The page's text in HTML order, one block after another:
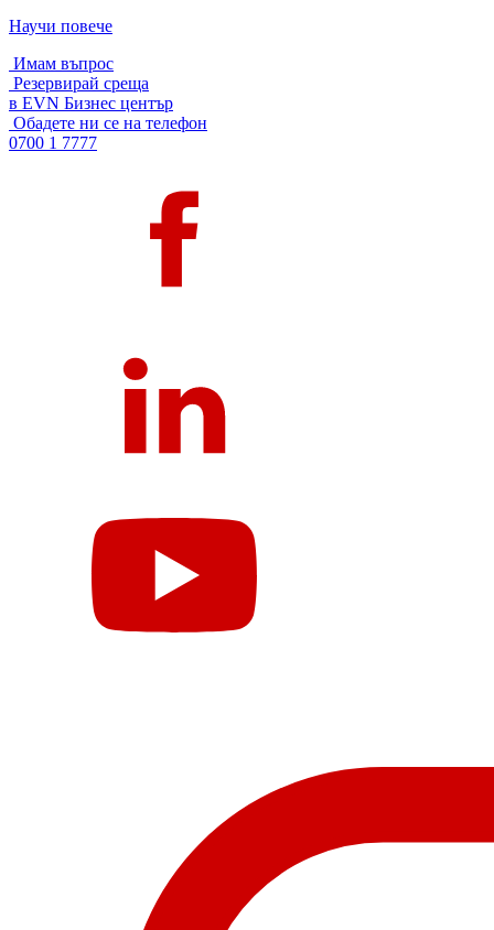
Научи повече
Имам въпрос
Резервирай среща
в EVN Бизнес център
Обадете ни се на телефон
0700 1 7777